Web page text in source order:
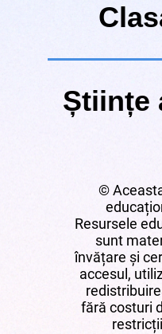
Științe
©
Resursele
sunt
învățare și
accesul,
fără costuri